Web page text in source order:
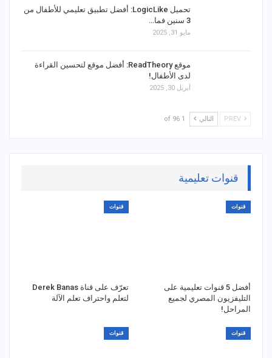
تحميل LogicLike: أفضل تطبيق تعليمي للأطفال من
3 سنين فما…
مايو 31, 2025
موقع ReadTheory: أفضل موقع لتحسين القراءة
لدى الأطفال!
أبريل 30, 2025
التالي 1 of 96
قنوات تعليمية
قنوات
أفضل 5 قنوات تعليمية على
التليفزيون المصري لجميع
المراحل!
قنوات
تعرّف على قناة Derek Banas
لتعلم واحتراف تعلم الآلة
قنوات قنوات